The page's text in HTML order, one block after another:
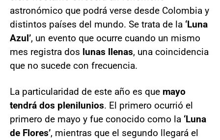
astronómico que podrá verse desde Colombia y
distintos países del mundo. Se trata de la ‘Luna
Azul’, un evento que ocurre cuando un mismo
mes registra dos lunas llenas, una coincidencia
que no sucede con frecuencia.
La particularidad de este año es que mayo
tendrá dos plenilunios. El primero ocurrió el
primero de mayo y fue conocido como la ‘Luna
de Flores’, mientras que el segundo llegará el